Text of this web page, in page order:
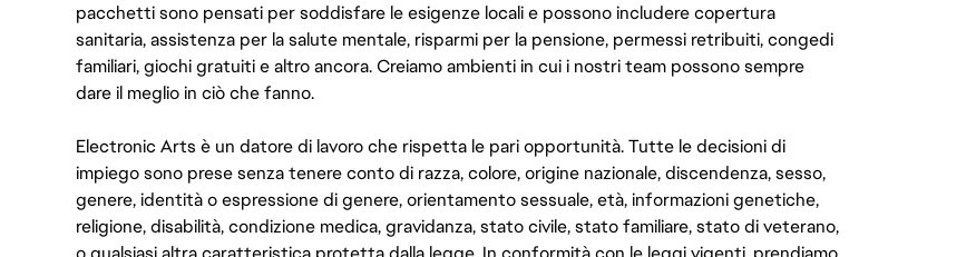
pacchetti sono pensati per soddisfare le esigenze locali e possono includere copertura
sanitaria, assistenza per la salute mentale, risparmi per la pensione, permessi retribuiti, congedi
familiari, giochi gratuiti e altro ancora. Creiamo ambienti in cui i nostri team possono sempre
dare il meglio in ciò che fanno.
Electronic Arts è un datore di lavoro che rispetta le pari opportunità. Tutte le decisioni di
impiego sono prese senza tenere conto di razza, colore, origine nazionale, discendenza, sesso,
genere, identità o espressione di genere, orientamento sessuale, età, informazioni genetiche,
religione, disabilità, condizione medica, gravidanza, stato civile, stato familiare, stato di veterano,